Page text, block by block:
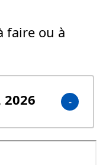
faire ou à
2026